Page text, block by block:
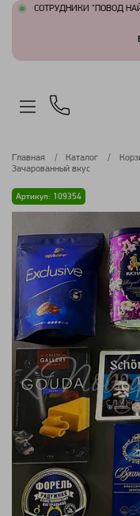
СОТРУДНИКИ "ПОВОД
Главная Каталог
Зачарованный вкус
Артикул: 109354